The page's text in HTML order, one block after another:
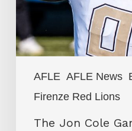
AFLE AFLE News
Firenze Red Lions
Firenze
The Jon Cole